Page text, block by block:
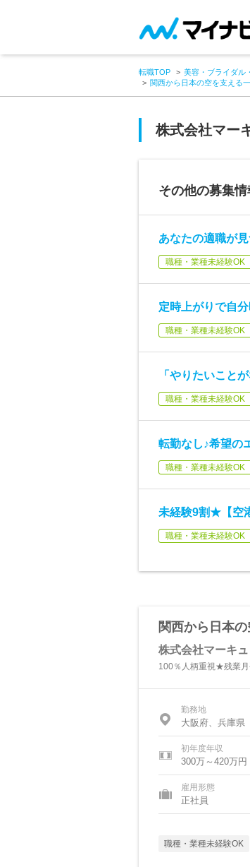
転職TOP 美容・ブライダル
関西から日本の空を支える
株式会社マー
その他の募集情
あなたの適職が
職種・業種未経験OK
定時上がりで自
職種・業種未経験OK
「やりたいこと
職種・業種未経験OK
転勤なし♪希望の
職種・業種未経験OK
未経験9割★【空
職種・業種未経験OK
関西から日本
株式会社マーキ
100％人柄重視★残業
勤務地
大阪府、兵庫県
初年度年収
300万～420万円
雇用形態
正社員
職種・業種未経験OK